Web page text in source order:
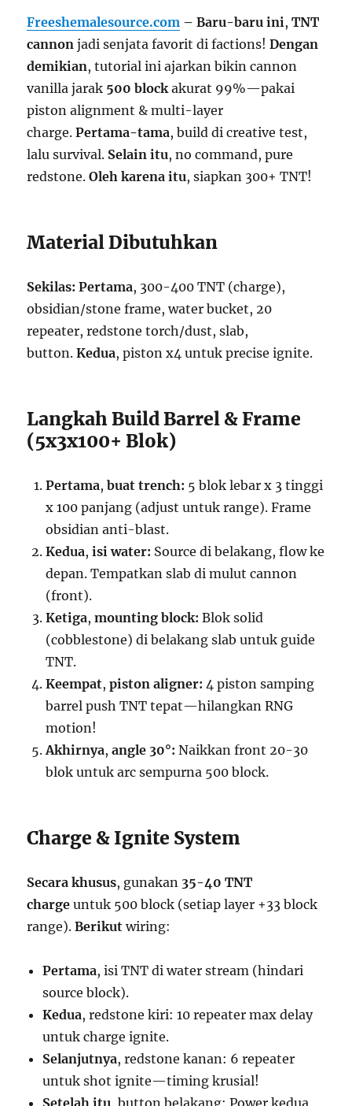
Freeshemalesource.com – Baru-baru ini ,TNT
cannon jadi senjata favorit di factions!Dengan
demikian, tutorial ini ajarkan bikin cannon
vanilla jarak 500 block akurat 99%—pakai
piston alignment & multi-layer
charge.Pertama-tama, build di creative test,
lalu survival. Selain itu, no command, pure
redstone.Oleh karena itu, siapkan 300+ TNT!
Material Dibutuhkan
Sekilas: Pertama, 300-400 TNT (charge),
obsidian/stone frame, water bucket, 20
repeater, redstone torch/dust, slab,
button.Kedua, piston x4 untuk precise ignite.
Langkah Build Barrel & Frame
(5x3x100+ Blok)
Pertama,buat trench: 5 blok lebar x 3 tinggi
x 100 panjang (adjust untuk range). Frame
obsidian anti-blast.
Kedua,isi water: Source di belakang, flow ke
depan. Tempatkan slab di mulut cannon
(front).
Ketiga,mounting block: Blok solid
(cobblestone) di belakang slab untuk guide
TNT.
Keempat,piston aligner: 4 piston samping
barrel push TNT tepat—hilangkan RNG
motion!
Akhirnya,angle 30°: Naikkan front 20-30
blok untuk arc sempurna 500 block.
Charge & Ignite System
Secara khusus, gunakan 35-40 TNT
charge untuk 500 block (setiap layer +33 block
range).Berikut wiring:
Pertama, isi TNT di water stream (hindari
source block).
Kedua, redstone kiri: 10 repeater max delay
untuk charge ignite.
Selanjutnya, redstone kanan: 6 repeater
untuk shot ignite—timing krusial!
Setelah itu , button belakang: Power kedua